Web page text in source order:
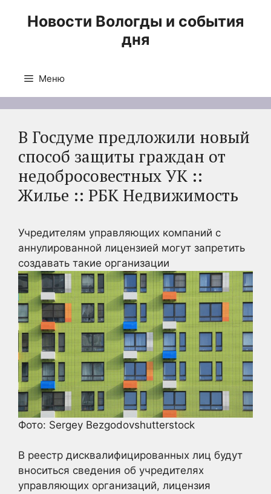
Новости Вологды и события
дня
Меню
В Госдуме предложили новый
способ защиты граждан от
недобросовестных УК ::
Жилье :: РБК Недвижимость
Учредителям управляющих компаний с
аннулированной лицензией могут запретить
создавать такие организации
Фото: Sergey Bezgodovshutterstock
В реестр дисквалифицированных лиц будут
вноситься сведения об учредителях
управляющих организаций, лицензия